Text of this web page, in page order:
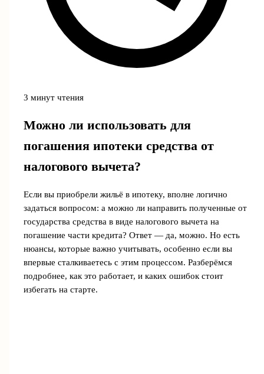
3 минут чтения
Можно ли использовать для
погашения ипотеки средства от
налогового вычета?
Если вы приобрели жильё в ипотеку, вполне логично
задаться вопросом: а можно ли направить полученные от
государства средства в виде налогового вычета на
погашение части кредита? Ответ — да, можно. Но есть
нюансы, которые важно учитывать, особенно если вы
впервые сталкиваетесь с этим процессом. Разберёмся
подробнее, как это работает, и каких ошибок стоит
избегать на старте.